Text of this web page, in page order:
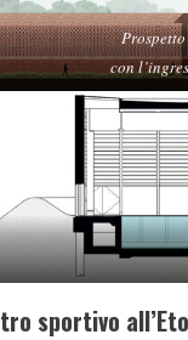
con
sportivo